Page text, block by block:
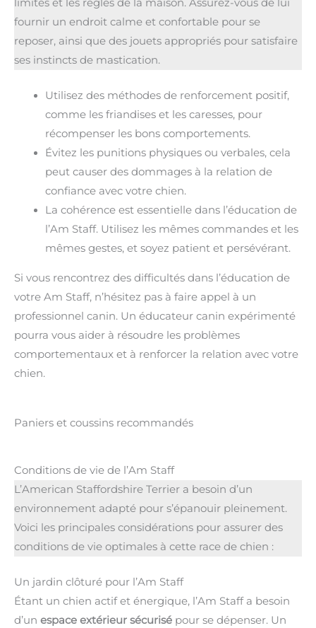
limites et les règles de la maison. Assurez-vous de lui
fournir un endroit calme et confortable pour se
reposer, ainsi que des jouets appropriés pour satisfaire
ses instincts de mastication.
Utilisez des méthodes de renforcement positif,
comme les friandises et les caresses, pour
récompenser les bons comportements.
Évitez les punitions physiques ou verbales, cela
peut causer des dommages à la relation de
confiance avec votre chien.
La cohérence est essentielle dans l’éducation de
l’Am Staff. Utilisez les mêmes commandes et les
mêmes gestes, et soyez patient et persévérant.
Si vous rencontrez des difficultés dans l’éducation de
votre Am Staff, n’hésitez pas à faire appel à un
professionnel canin. Un éducateur canin expérimenté
pourra vous aider à résoudre les problèmes
comportementaux et à renforcer la relation avec votre
chien.
Paniers et coussins recommandés
Conditions de vie de l’Am Staff
L’American Staffordshire Terrier a besoin d’un
environnement adapté pour s’épanouir pleinement.
Voici les principales considérations pour assurer des
conditions de vie optimales à cette race de chien :
Un jardin clôturé pour l’Am Staff
Étant un chien actif et énergique, l’Am Staff a besoin
d’un espace extérieur sécurisé pour se dépenser. Un